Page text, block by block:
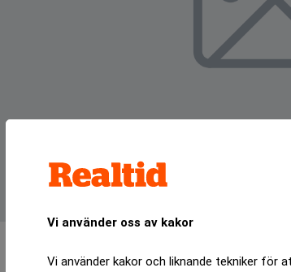
Vi använder oss av kakor
Vi använder kakor och liknande tekniker för